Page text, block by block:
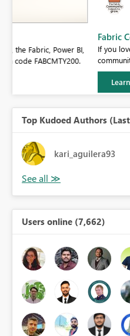
Fabric Community
If you love stickers, then you
community sticker challenge,
Top Kudoed Authors
kari_aguilera93
Users online (7,662)